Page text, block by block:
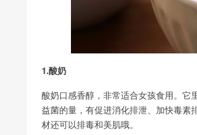
1.酸奶
酸奶口感香醇，非常适合女孩食用。它
益菌的量，有促进消化排泄、加快毒素
材还可以排毒和美肌哦。